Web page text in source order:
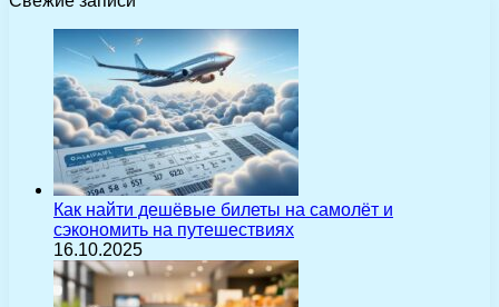
Как найти дешёвые билеты на самолёт и
сэкономить на путешествиях
16.10.2025